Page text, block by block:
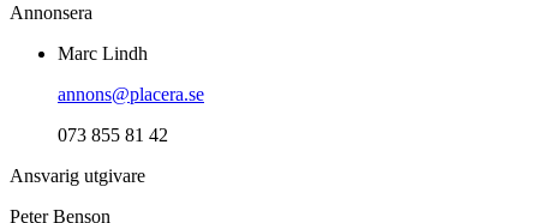
Annonsera
Marc Lindh
annons@placera.se
073 855 81 42
Ansvarig utgivare
Peter Benson